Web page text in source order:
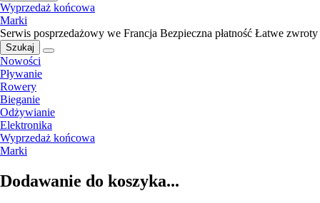
Wyprzedaż końcowa
Marki
Serwis posprzedażowy we Francja Bezpieczna płatność Łatwe zwroty
Szukaj
Nowości
Pływanie
Rowery
Bieganie
Odżywianie
Elektronika
Wyprzedaż końcowa
Marki
Dodawanie do koszyka...